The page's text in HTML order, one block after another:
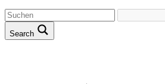
Search